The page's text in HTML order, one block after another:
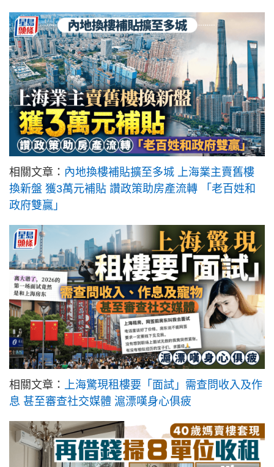
相關文章： 內地換樓補貼擴至多城 上海業主賣舊樓
換新盤 獲3萬元補貼 讚政策助房產流轉 「老百姓和
政府雙贏」
相關文章：
上海驚現租樓要「面試」需查問收入及作
息 甚至審查社交媒體 滬漂嘆身心俱疲